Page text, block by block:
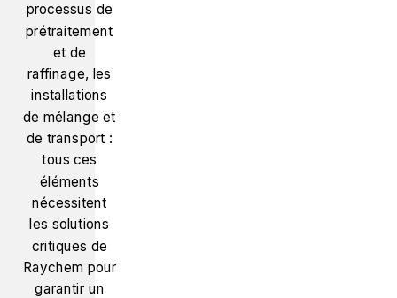
processus de
prétraitement
et de
raffinage, les
installations
de mélange et
de transport :
tous ces
éléments
nécessitent
les solutions
critiques de
Raychem pour
garantir un